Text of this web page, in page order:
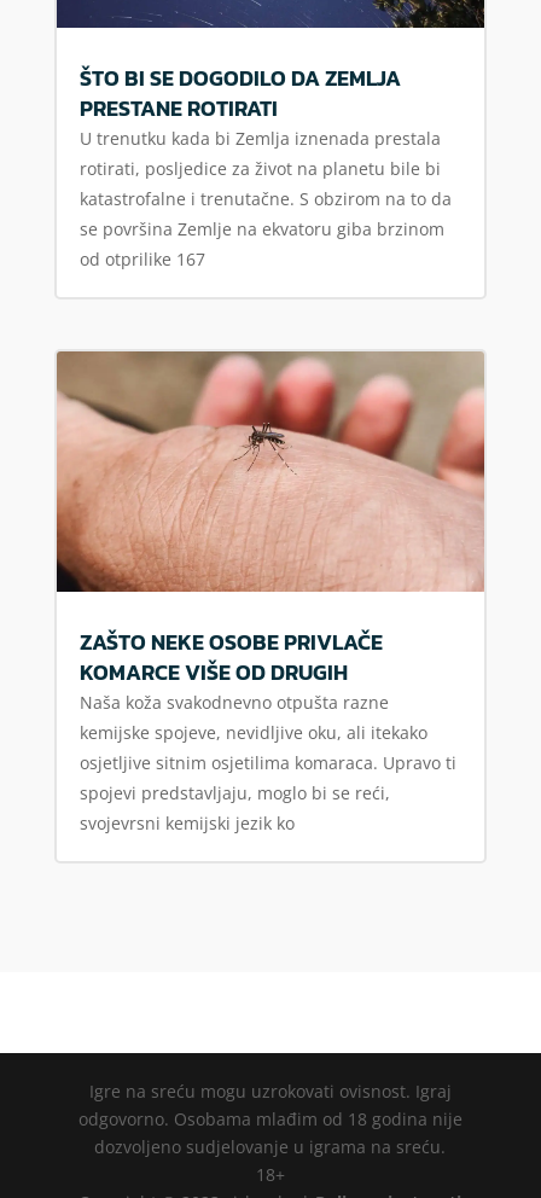
ŠTO BI SE DOGODILO DA ZEMLJA
PRESTANE ROTIRATI
U trenutku kada bi Zemlja iznenada prestala
rotirati, posljedice za život na planetu bile bi
katastrofalne i trenutačne. S obzirom na to da
se površina Zemlje na ekvatoru giba brzinom
od otprilike 167
ZAŠTO NEKE OSOBE PRIVLAČE
KOMARCE VIŠE OD DRUGIH
Naša koža svakodnevno otpušta razne
kemijske spojeve, nevidljive oku, ali itekako
osjetljive sitnim osjetilima komaraca. Upravo ti
spojevi predstavljaju, moglo bi se reći,
svojevrsni kemijski jezik ko
Igre na sreću mogu uzrokovati ovisnost. Igraj
odgovorno. Osobama mlađim od 18 godina nije
dozvoljeno sudjelovanje u igrama na sreću.
18+